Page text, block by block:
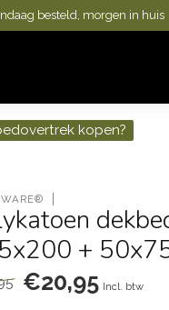
besteld, morgen in huis
kopen?
+
€20,95 Incl. btw